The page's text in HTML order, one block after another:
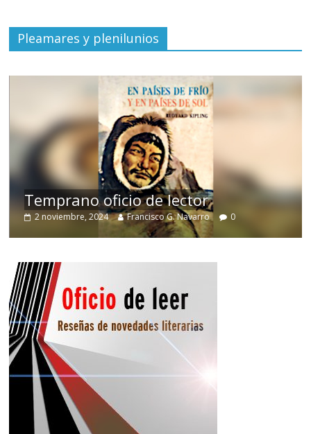
Pleamares y plenilunios
Temprano oficio de lector
2 noviembre, 2024 Francisco G. Navarro 0